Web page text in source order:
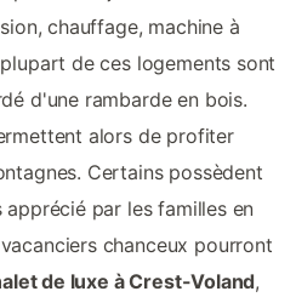
chauffage, machine à
de ces logements sont
d'une rambarde en bois.
alors de profiter
Certains possèdent
par les familles en
chanceux pourront
de luxe à Crest-Voland,